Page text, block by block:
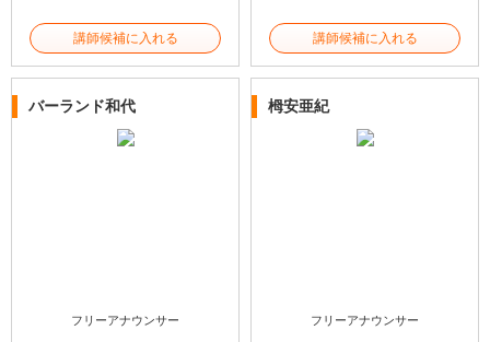
講師候補に入れる 講師候補に入れる
バーランド和代
フリーアナウンサー
栂安亜紀
フリーアナウンサー